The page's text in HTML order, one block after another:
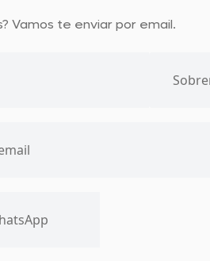
Vamos te enviar por email.